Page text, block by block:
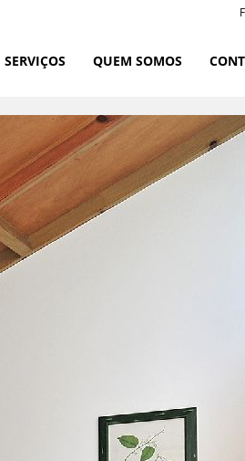
SERVIÇOS QUEM SOMOS